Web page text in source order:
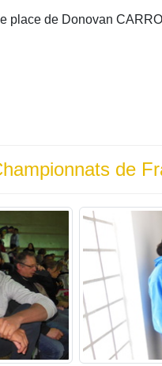
place de Donovan
de